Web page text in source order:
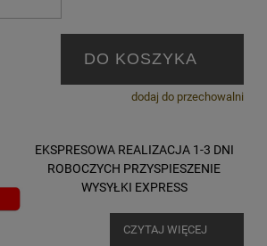
DO KOSZYKA
dodaj do przechowalni
EKSPRESOWA REALIZACJA 1-3 DNI
ROBOCZYCH PRZYSPIESZENIE
WYSYŁKI EXPRESS
CZYTAJ WIĘCEJ